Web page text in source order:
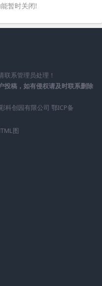
暂时关闭!
系管理员处理！
投稿，如有侵权请及时联系删除
科创园有限公司 鄂ICP备
图